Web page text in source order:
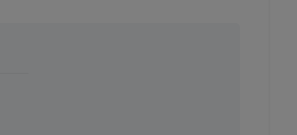
der Covid-19-Pandemie zurück. Da